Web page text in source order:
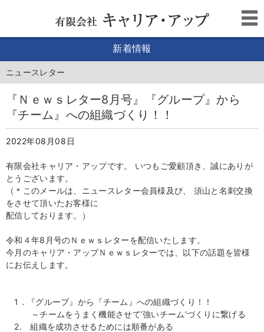
新着情報
ニュースレター
『Ｎｅｗｓレター8月号』『グループ』から
『チーム』への組織づくり！！
2022年08月08日
有限会社キャリア・アップです。 いつもご愛顧頂き、誠にありが
とうございます。
（＊このメールは、ニュースレター会員様及び、 須山と名刺交換
をさせて頂いたお客様に
配信しております。）
令和４年8月号のＮｅｗｓレターを配信いたします。
今月のキャリア・アップＮｅｗｓレターでは、 以下の話題を皆様
にお伝えします。
1．『グループ』から『チーム』への組織づくり！！
～チームをうまく機能させて’強いチーム’づくりに繋げる
2. 組織を成功させるためには順番がある